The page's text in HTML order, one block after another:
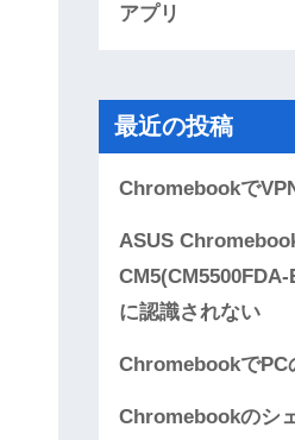
アプリ
最近の投稿
Chromebookで
ASUS
に認識されない
ChromebookでPC
Chromebookのシ